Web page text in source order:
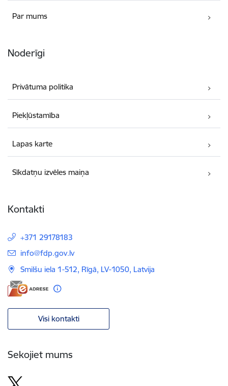
Par mums
Noderīgi
Privātuma politika
Piekļūstamība
Lapas karte
Sīkdatņu izvēles maiņa
Kontakti
+371 29178183
E-pasts:
info@fdp.gov.lv
Smilšu iela 1-512, Rīgā, LV-1050, Latvija
Visi kontakti
Sekojiet mums